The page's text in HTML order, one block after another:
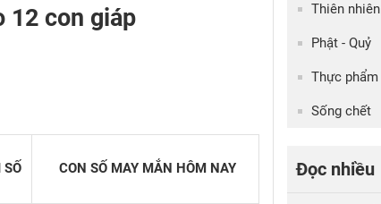
12 con giáp
SỐ CON SỐ MAY MẮN HÔM NAY
Thiên nhiên
Phật - Quỷ
Thực phẩm
Sống chết
Đọc nhiều